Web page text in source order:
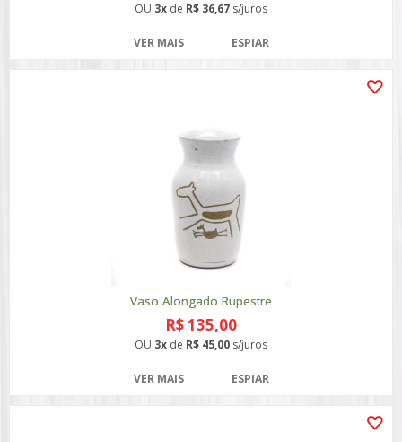
OU 3x de R$ 36,67 s/juros
VER MAIS ESPIAR
Vaso Alongado Rupestre
R$ 135,00
OU 3x de R$ 45,00 s/juros
VER MAIS ESPIAR